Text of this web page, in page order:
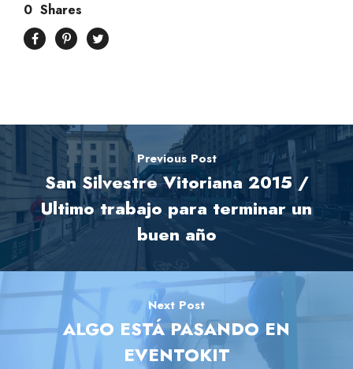
0 Shares
Previous Post
San Silvestre Vitoriana 2015 /
Ultimo trabajo para terminar un
buen año
Next Post
ALGO ESTÁ PASANDO EN
EVENTOKIT